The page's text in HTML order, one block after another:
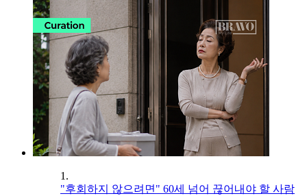
1.
"후회하지 않으려면" 60세 넘어 끊어내야 할 사람